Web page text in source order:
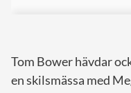
Tom Bower hävdar
en skilsmässa med